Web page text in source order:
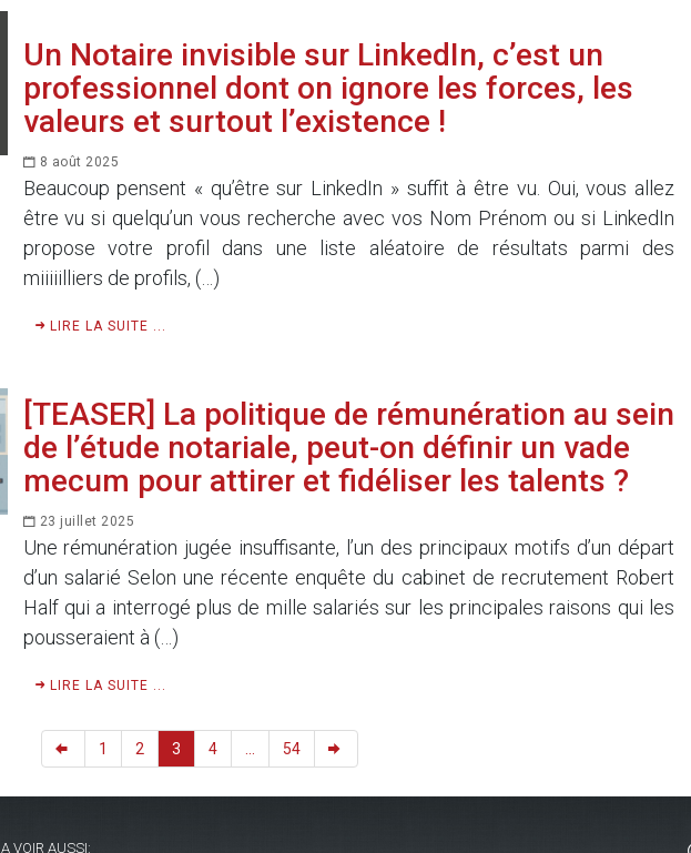
Un Notaire invisible sur LinkedIn, c’est un
professionnel dont on ignore les forces, les
valeurs et surtout l’existence !
8 août 2025
Beaucoup pensent « qu’être sur LinkedIn » suffit à être vu. Oui, vous allez
être vu si quelqu’un vous recherche avec vos Nom Prénom ou si LinkedIn
propose votre profil dans une liste aléatoire de résultats parmi des
miiiiilliers de profils, (…)
LIRE LA SUITE ...
[TEASER] La politique de rémunération au sein
de l’étude notariale, peut-on définir un vade
mecum pour attirer et fidéliser les talents ?
23 juillet 2025
Une rémunération jugée insuffisante, l’un des principaux motifs d’un départ
d’un salarié Selon une récente enquête du cabinet de recrutement Robert
Half qui a interrogé plus de mille salariés sur les principales raisons qui les
pousseraient à (…)
LIRE LA SUITE ...
1 2 3 4 ... 54
A VOIR AUSSI: